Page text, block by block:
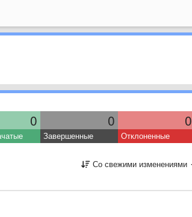
0 0 0
Завершенные Отклоненные
Со свежими изменениями